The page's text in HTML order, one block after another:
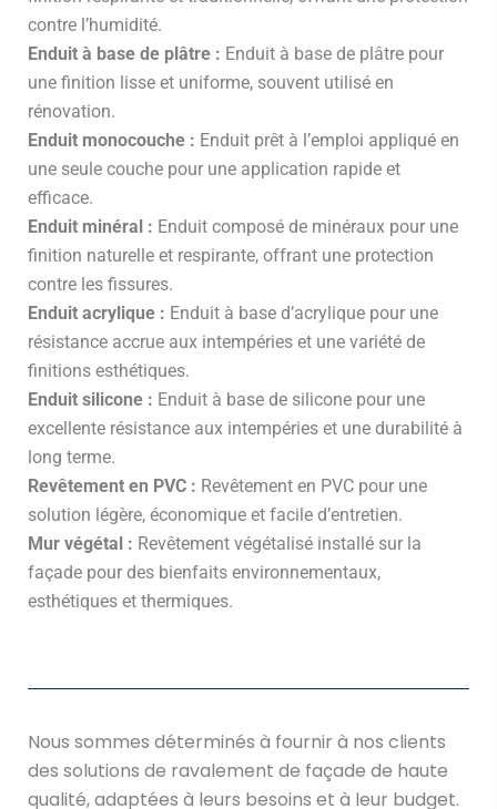
contre l’humidité.
Enduit à base de plâtre : Enduit à base de plâtre pour
une finition lisse et uniforme, souvent utilisé en
rénovation.
Enduit monocouche : Enduit prêt à l’emploi appliqué en
une seule couche pour une application rapide et
efficace.
Enduit minéral : Enduit composé de minéraux pour une
finition naturelle et respirante, offrant une protection
contre les fissures.
Enduit acrylique : Enduit à base d’acrylique pour une
résistance accrue aux intempéries et une variété de
finitions esthétiques.
Enduit silicone : Enduit à base de silicone pour une
excellente résistance aux intempéries et une durabilité à
long terme.
Revêtement en PVC : Revêtement en PVC pour une
solution légère, économique et facile d’entretien.
Mur végétal : Revêtement végétalisé installé sur la
façade pour des bienfaits environnementaux,
esthétiques et thermiques.
Nous sommes déterminés à fournir à nos clients
des solutions de ravalement de façade de haute
qualité, adaptées à leurs besoins et à leur budget.